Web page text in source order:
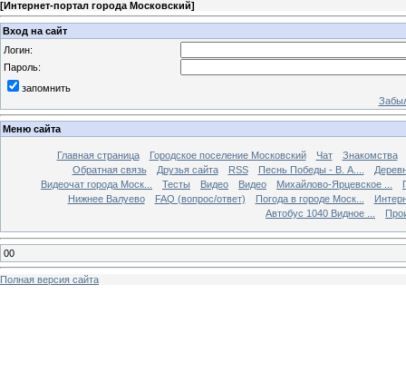
[Интернет-портал города Московский]
Вход на сайт
Логин:
Пароль:
запомнить
Меню сайта
Главная страница Городское поселение Московский Чат
Знакомства
Обратная связь
Друзья сайта RSS Песнь Победы - В. А....
Видеочат города Моск...
Тесты Видео Видео Михайлово-Ярцевское ...
Нижнее Валуево
FAQ (вопрос/ответ) Погода в городе Моск...
Автобус 1040 Видное ...
00
Полная версия сайта